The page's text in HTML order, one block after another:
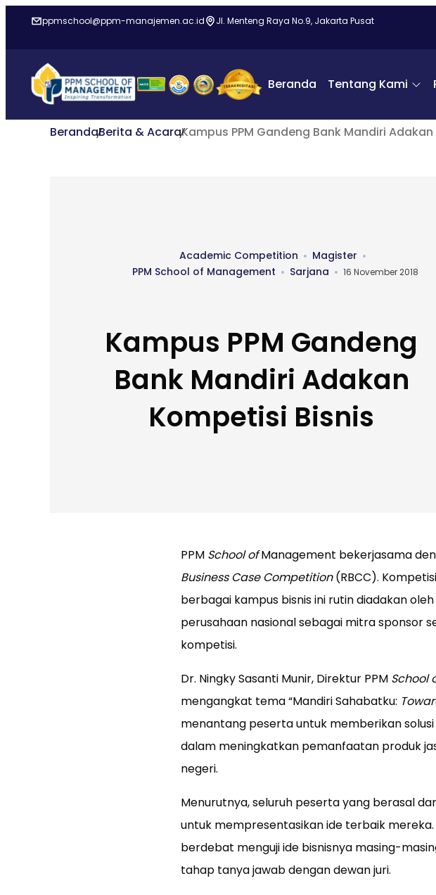
ppmschool@ppm-manajemen.ac.id Jl. Menteng Raya No.9, Jakarta Pusat
Beranda Tentang Kami
BerandaBerita & AcaraKampus PPM Gandeng Bank Mandiri
Academic Competition
Magister
PPM School of Management
Sarjana 16 November 2018
Kampus PPM Gandeng
Bank Mandiri Adakan
Kompetisi Bisnis
PPM School ofManagement bekerjasama
Business Case Competition(RBCC).
berbagai kampus bisnis ini rutin diadakan
perusahaan nasional sebagai mitra sponsor
kompetisi.
Dr. Ningky Sasanti Munir, Direktur PPM School
mengangkat tema “Mandiri Sahabatku:
menantang peserta untuk memberikan
dalam meningkatkan pemanfaatan produk
negeri.
Menurutnya, seluruh peserta yang berasal
untuk mempresentasikan ide terbaik
berdebat menguji ide bisnisnya masing-
tahap tanya jawab dengan dewan juri.